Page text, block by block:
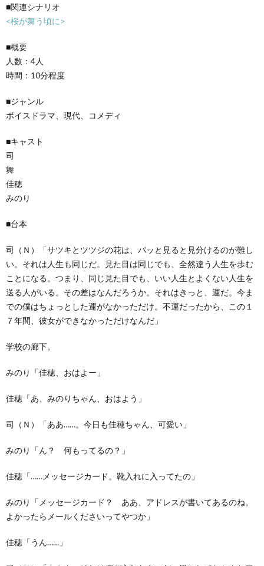
■関連シナリオ
<桜が舞う頃に>
■概要
人数：4人
時間：10分程度
■ジャンル
ボイスドラマ、現代、コメディ
■キャスト
司
舞
佳穂
みのり
■台本
司（Ｎ）「サツキとツツジの花は、パッと見ると見分けるのが難し
い。それは人生も同じだ。見た目は同じでも、全然違う人生を歩む
ことになる。つまり、同じ見た目でも、いい人生とよくない人生を
送る人がいる。その差はなんだろうか。それはきっと、運だ。今ま
での僕はちょっとした運がなかっただけ。不運だったから、この１
７年間、彼女ができなかっただけなんだ」
学校の廊下。
みのり「佳穂、おはよー」
佳穂「あ、みのりちゃん、おはよう」
司（Ｎ）「ああ……。今日も佳穂ちゃん、可愛い」
みのり「ん？ 何もってるの？」
佳穂「……メッセージカード。靴入れに入ってたの」
みのり「メッセージカード？ ああ、アドレスが書いてあるのね。
よかったらメールくださいってやつか」
佳穂「うん……」